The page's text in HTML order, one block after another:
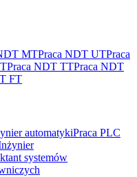
MTPraca NDT UTPraca
Praca NDT TTPraca NDT
FT
automatykiPraca PLC
systemów